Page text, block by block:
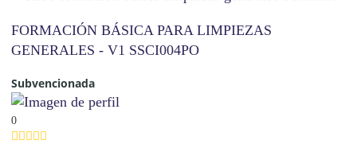
FORMACIÓN BÁSICA PARA LIMPIEZAS
GENERALES - V1 SSCI004PO
Subvencionada
0